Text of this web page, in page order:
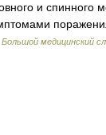
и спинного
Большой медицинский